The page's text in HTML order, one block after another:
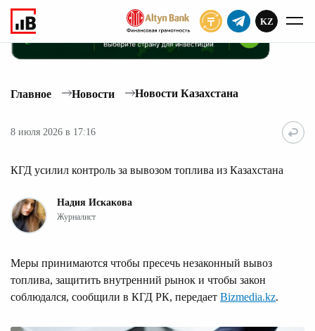
KZ
Главное Новости Новости Казахстана
8 июля 2026 в 17:16
КГД усилил контроль за вывозом топлива из Казахстана
Надия Искакова
Журналист
Меры принимаются чтобы пресечь незаконный вывоз
топлива, защитить внутренний рынок и чтобы закон
соблюдался, сообщили в КГД РК, передает Bizmedia.kz.